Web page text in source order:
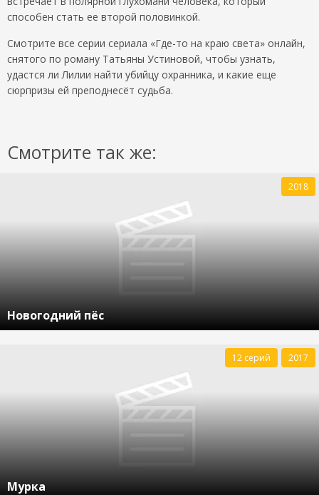
способен стать ее второй половинкой.
Смотрите все серии сериала «Где-то на краю света» онлайн,
снятого по роману Татьяны Устиновой, чтобы узнать,
удастся ли Лилии найти убийцу охранника, и какие еще
сюрпризы ей преподнесёт судьба.
Смотрите так же:
Новогодний пёс
2018
Мурка
12 серий 2017